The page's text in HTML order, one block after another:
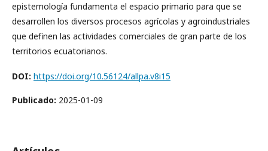
epistemología fundamenta el espacio primario para que se
desarrollen los diversos procesos agrícolas y agroindustriales
que definen las actividades comerciales de gran parte de los
territorios ecuatorianos.
DOI: https://doi.org/10.56124/allpa.v8i15
Publicado: 2025-01-09